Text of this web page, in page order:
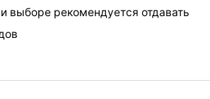
выборе рекомендуется отдавать